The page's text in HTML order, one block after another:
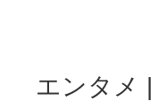
エンタメ